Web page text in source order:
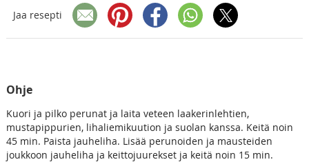
Jaa resepti
Ohje
Kuori ja pilko perunat ja laita veteen laakerinlehtien,
mustapippurien, lihaliemikuution ja suolan kanssa. Keitä noin
45 min. Paista jauheliha. Lisää perunoiden ja mausteiden
joukkoon jauheliha ja keittojuurekset ja keitä noin 15 min.